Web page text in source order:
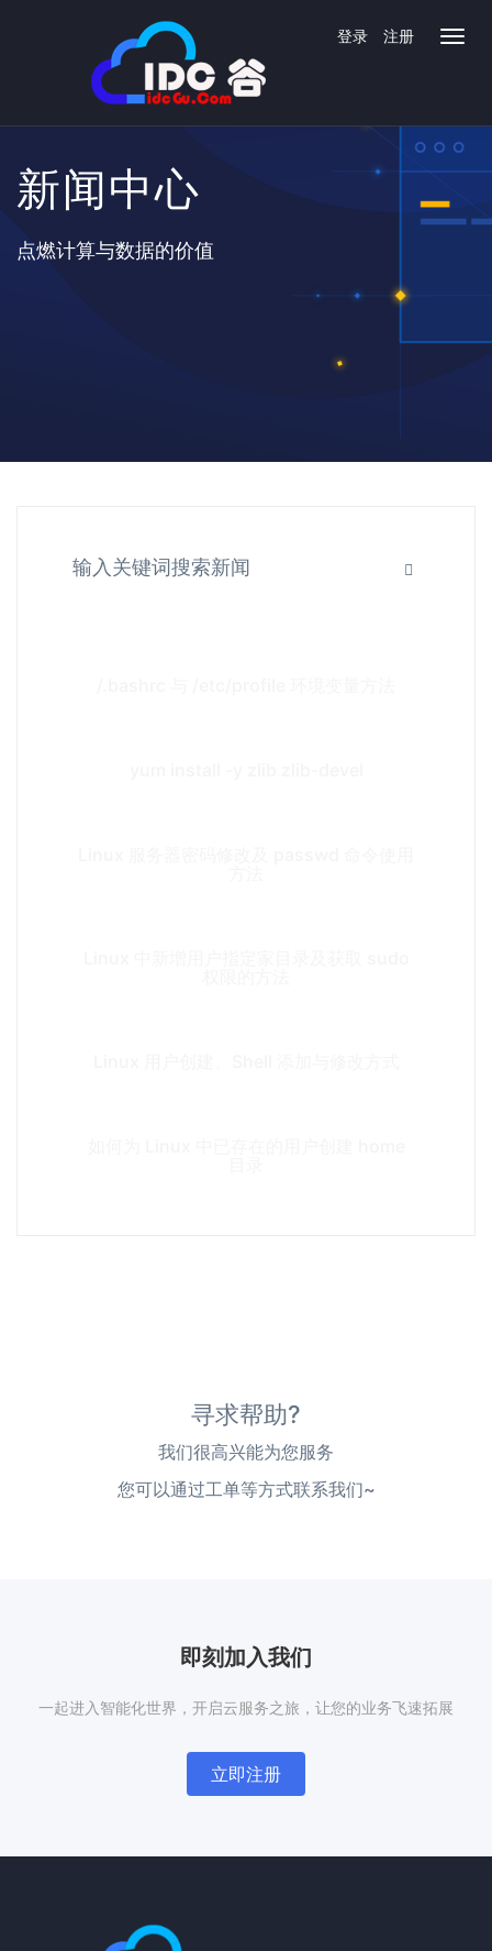
登录 注册
新闻中心
点燃计算与数据的价值
寻求帮助?
我们很高兴能为您服务
您可以通过工单等方式联系我们~
即刻加入我们
一起进入智能化世界，开启云服务之旅，让您的业务飞速拓展
立即注册